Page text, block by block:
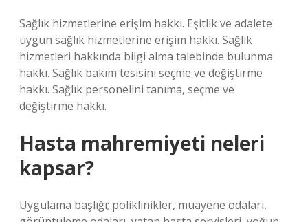
Sağlık hizmetlerine erişim hakkı. Eşitlik ve adalete
uygun sağlık hizmetlerine erişim hakkı. Sağlık
hizmetleri hakkında bilgi alma talebinde bulunma
hakkı. Sağlık bakım tesisini seçme ve değiştirme
hakkı. Sağlık personelini tanıma, seçme ve
değiştirme hakkı.
Hasta mahremiyeti neleri
kapsar?
Uygulama başlığı; poliklinikler, muayene odaları,